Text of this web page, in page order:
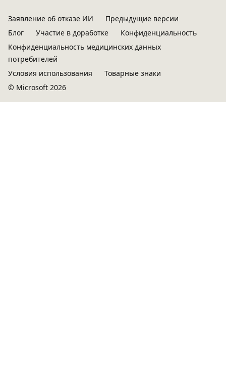
Заявление об отказе ИИ
Предыдущие версии
Блог
Участие в доработке
Конфиденциальность
Конфиденциальность медицинских данных
потребителей
Условия использования
Товарные знаки
© Microsoft 2026